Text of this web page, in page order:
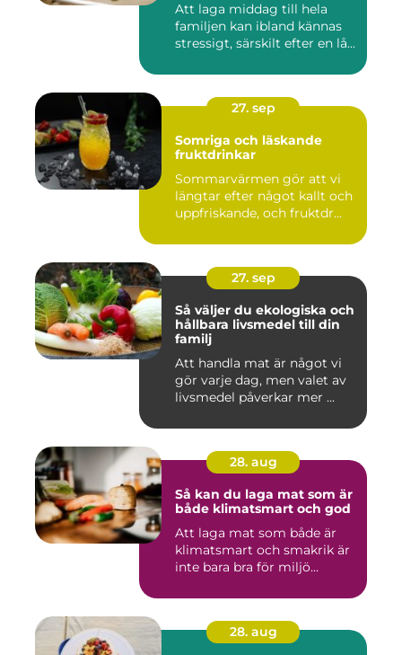
Att laga middag till hela
familjen kan ibland kännas
stressigt, särskilt efter en lå...
27. sep
Somriga och läskande
fruktdrinkar
Sommarvärmen gör att vi
längtar efter något kallt och
uppfriskande, och fruktdr...
27. sep
Så väljer du ekologiska och
hållbara livsmedel till din
familj
Att handla mat är något vi
gör varje dag, men valet av
livsmedel påverkar mer ...
28. aug
Så kan du laga mat som är
både klimatsmart och god
Att laga mat som både är
klimatsmart och smakrik är
inte bara bra för miljö...
28. aug